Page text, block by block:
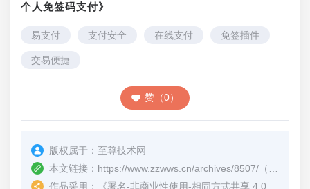
个人免签码支付》
易支付 支付安全 在线支付 免签插件
交易便捷
赞（0）
版权属于： 至尊技术网
本文链接： https://www.zzwws.cn/archives/8507/ （转载时请注明本文出处及文章链接）
作品采用：
《署名-非商业性使用-相同方式共享 4.0 国际 (CC BY-NC-SA 4.0)